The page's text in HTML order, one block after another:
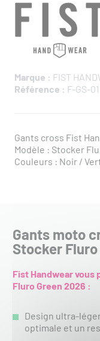
Marque : FIST
Référence : F-GS-
Gants cross Fist
Modèle : Stocker
Couleurs : Noir /
Gants moto
Stocker Fluro
Fist Handwear
Fluro Green 2026 :
Design ultra-
optimale et un